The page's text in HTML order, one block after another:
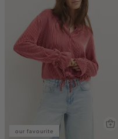
our favourite